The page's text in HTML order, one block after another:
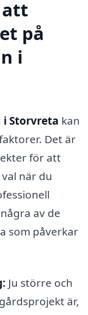
på
i
Storvreta kan
Det är
för att
när du
av de
som påverkar
Ju större och
är,